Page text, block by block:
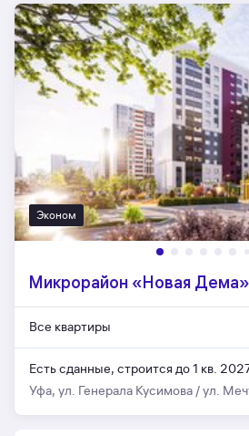
Эконом
Микрорайон «Новая Дема»
Все квартиры
Есть сданные, строится до 1 кв.
Уфа, ул. Генерала Кусимова / ул.